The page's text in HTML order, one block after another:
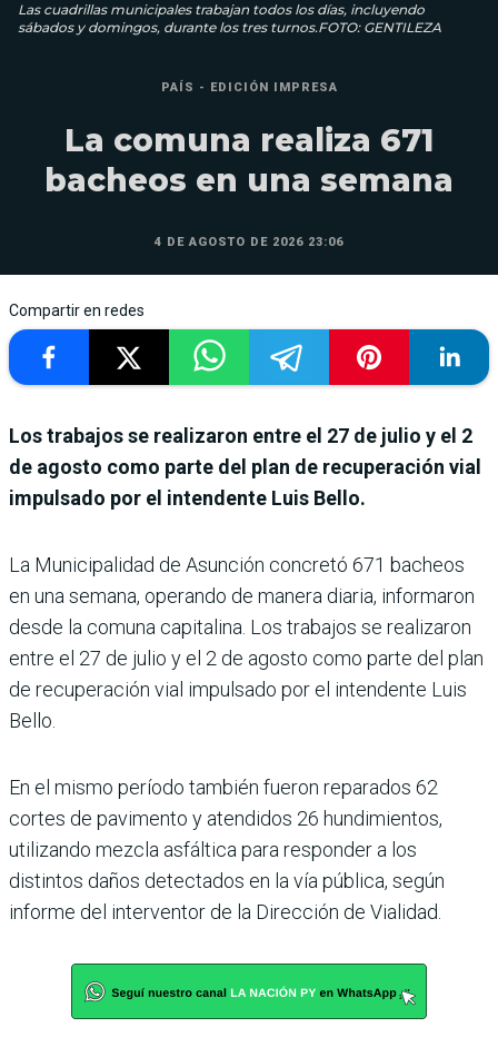
Las cuadrillas municipales trabajan todos los días, incluyendo
sábados y domingos, durante los tres turnos.FOTO: GENTILEZA
PAÍS - EDICIÓN IMPRESA
La comuna realiza 671
bacheos en una semana
4 DE AGOSTO DE 2026 23:06
Compartir en redes
Los trabajos se realizaron entre el 27 de julio y el 2
de agosto como parte del plan de recuperación vial
impulsado por el intendente Luis Bello.
La Municipalidad de Asunción concretó 671 bacheos
en una semana, operando de manera diaria, informaron
desde la comuna capitalina. Los tra­bajos se realizaron
entre el 27 de julio y el 2 de agosto como parte del plan
de recupera­ción vial impulsado por el intendente Luis
Bello.
En el mismo período también fueron reparados 62
cortes de pavimento y atendidos 26 hundimientos,
utilizando mezcla asfáltica para res­ponder a los
distintos daños detectados en la vía pública, según
informe del interven­tor de la Dirección de Viali­dad.